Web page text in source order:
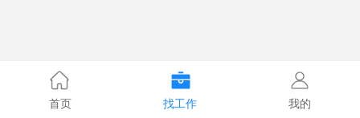
首页 找工作 我的